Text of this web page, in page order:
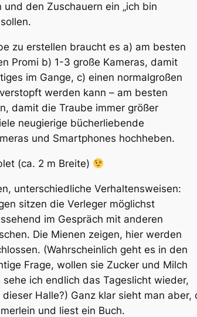
den Zuschauern ein „ich bin
zu erstellen braucht es a) am besten
Promi b) 1-3 große Kameras, damit
im Gange, c) einen normalgroßen
werden kann – am besten
damit die Traube immer größer
neugierige bücherliebende
und Smartphones hochheben.
(ca. 2 m Breite)
unterschiedliche Verhaltensweisen:
sitzen die Verleger möglichst
im Gespräch mit anderen
Die Mienen zeigen, hier werden
(Wahrscheinlich geht es in den
Frage, wollen sie Zucker und Milch
ich endlich das Tageslicht wieder,
Halle?) Ganz klar sieht man
und liest ein Buch.